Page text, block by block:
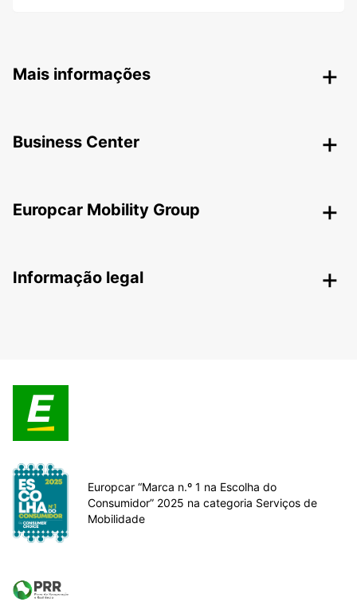
Mais informações
Business Center
Europcar Mobility Group
Informação legal
Europcar “Marca n.º 1 na Escolha do
Consumidor” 2025 na categoria Serviços de
Mobilidade